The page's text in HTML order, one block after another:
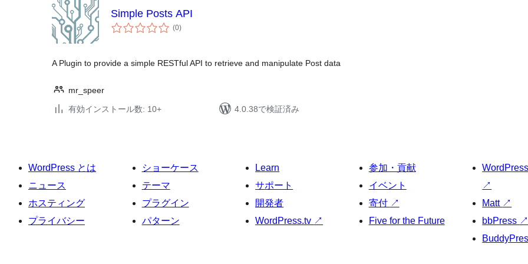
Simple Posts API
(0個
の)
A Plugin to provide a simple RESTful API to retrieve and manipulate Post data
mr_speer
有効インストール数: 10+
4.0.38で検証済み
WordPress とは
ニュース
ホスティング
プライバシー
ショーケース
テーマ
プラグイン
パターン
Learn
サポート
開発者
WordPress.tv ↗
参加・貢献
イベント
寄付 ↗
Five for the Future
↗
Matt ↗
bbPress ↗